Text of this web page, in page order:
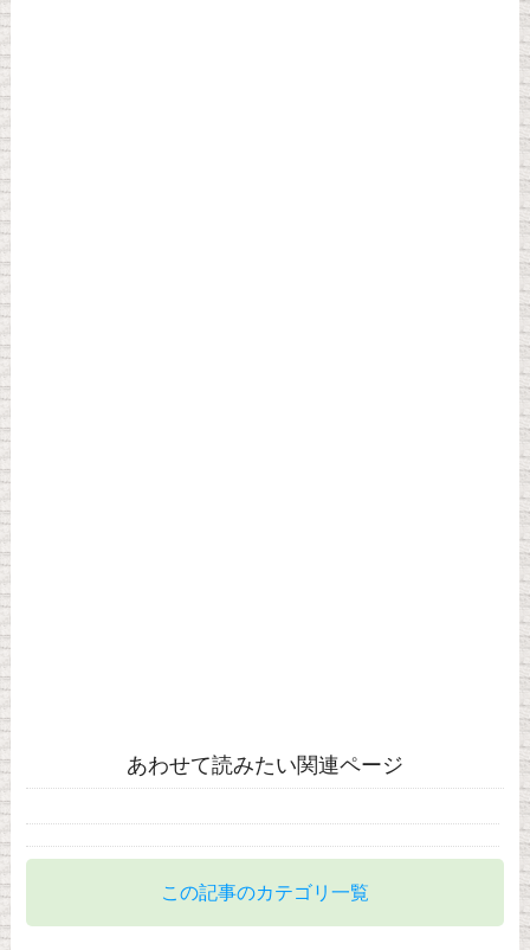
あわせて読みたい関連ページ
この記事のカテゴリ一覧